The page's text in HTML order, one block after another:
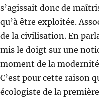
s’agissait donc de
qu’à être exploitée.
de la civilisation. En
mis le doigt sur une
moment de la
C’est pour cette raison
écologiste de la